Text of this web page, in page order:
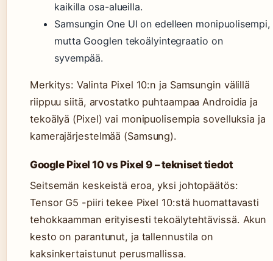
kaikilla osa-alueilla.
Samsungin One UI on edelleen monipuolisempi,
mutta Googlen tekoälyintegraatio on
syvempää.
Merkitys: Valinta Pixel 10:n ja Samsungin välillä
riippuu siitä, arvostatko puhtaampaa Androidia ja
tekoälyä (Pixel) vai monipuolisempia sovelluksia ja
kamerajärjestelmää (Samsung).
Google Pixel 10 vs Pixel 9 – tekniset tiedot
Seitsemän keskeistä eroa, yksi johtopäätös:
Tensor G5 -piiri tekee Pixel 10:stä huomattavasti
tehokkaamman erityisesti tekoälytehtävissä. Akun
kesto on parantunut, ja tallennustila on
kaksinkertaistunut perusmallissa.